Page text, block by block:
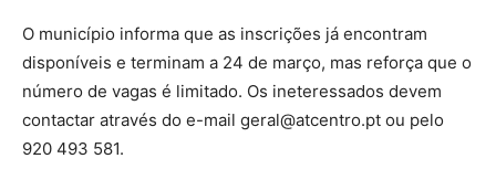
O município informa que as inscrições já encontram
disponíveis e terminam a 24 de março, mas reforça que o
número de vagas é limitado. Os ineteressados devem
contactar através do e-mail geral@atcentro.pt ou pelo
920 493 581.